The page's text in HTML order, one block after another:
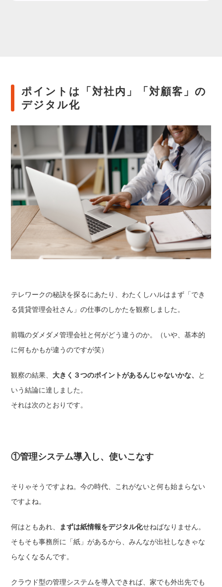
ポイントは「対社内」「対顧客」の
デジタル化
テレワークの秘訣を探るにあたり、わたくしハルはまず「でき
る賃貸管理会社さん」の仕事のしかたを観察しました。
前職のダメダメ管理会社と何がどう違うのか。（いや、基本的
に何もかもが違うのですが笑）
観察の結果、 大きく３つのポイントがあるんじゃないかな、 と
いう結論に達しました。
それは次のとおりです。
①管理システム導入し、使いこなす
そりゃそうですよね。今の時代、これがないと何も始まらない
ですよね。
何はともあれ、 まずは紙情報をデジタル化せねばなりません。
そもそも事務所に「紙」があるから、みんなが出社しなきゃな
らなくなるんです。
クラウド型の管理システムを導入できれば、家でも外出先でも